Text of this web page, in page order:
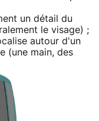
un détail du
le visage) ;
autour d'un
(une main, des